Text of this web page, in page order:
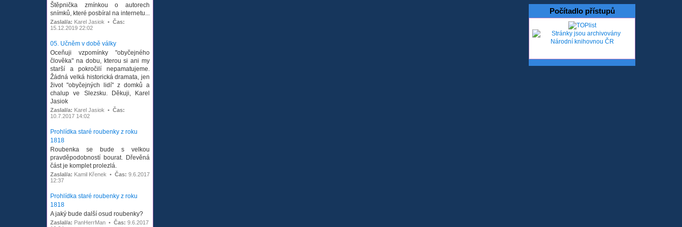
Počítadlo přístupů
Štěpnička zmínkou o autorech
snímků, které posbíral na internetu...
Zaslal/a: Karel Jasiok • Čas:
15.12.2019 22:02
05. Učněm v době války
Oceňuji vzpomínky "obyčejného
člověka" na dobu, kterou si ani my
starší a pokročilí nepamatujeme.
Žádná velká historická dramata, jen
život "obyčejných lidí" z domků a
chalup ve Slezsku. Děkuji, Karel
Jasiok
Zaslal/a: Karel Jasiok • Čas:
10.7.2017 14:02
Prohlídka staré roubenky z roku
1818
Roubenka se bude s velkou
pravděpodobností bourat. Dřevěná
část je komplet prolezlá.
Zaslal/a: Kamil Křenek • Čas: 9.6.2017
12:37
Prohlídka staré roubenky z roku
1818
A jaký bude další osud roubenky?
Zaslal/a: PanHerrMan • Čas: 9.6.2017